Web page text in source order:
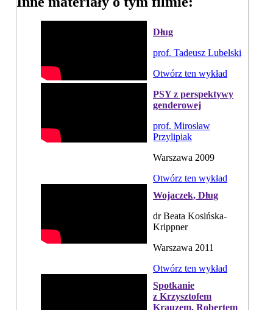
Dług
prof. Tadeusz Lubelski
Otwórz ten wykład
PSY z perspektywy
genderowej
prof. Mirosław
Przylipiak
Warszawa 2009
Otwórz ten wykład
Wojaczek, Dług
dr Beata Kosińska-
Krippner
Warszawa 2011
Otwórz ten wykład
Spotkanie
z Krzysztofem
Krauzem, Robertem